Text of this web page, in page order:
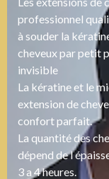
professionnel
à souder la
cheveux par petit
invisible
La kératine et le
extension de
confort parfait.
La quantité des
dépend de l
3 a 4 heures.